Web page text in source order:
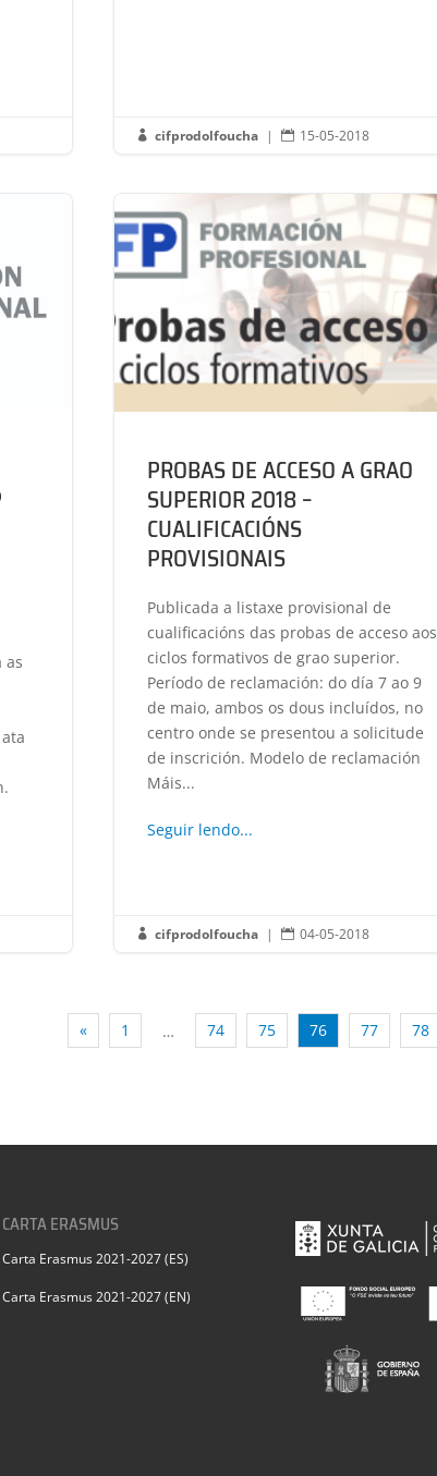
 cifprodolfoucha |  15-05-2018
as
PROBAS DE ACCESO A GRAO
SUPERIOR 2018 –
CUALIFICACIÓNS
PROVISIONAIS
Publicada a listaxe provisional de
cualificacións das probas de acceso aos
ciclos formativos de grao superior.
Período de reclamación: do día 7 ao 9
de maio, ambos os dous incluídos, no
centro onde se presentou a solicitude
de inscrición. Modelo de reclamación
Máis...
Seguir lendo...
 cifprodolfoucha |  04-05-2018
« 1 … 74 75 76 77 78
CARTA ERASMUS
Carta Erasmus 2021-2027 (ES)
Carta Erasmus 2021-2027 (EN)